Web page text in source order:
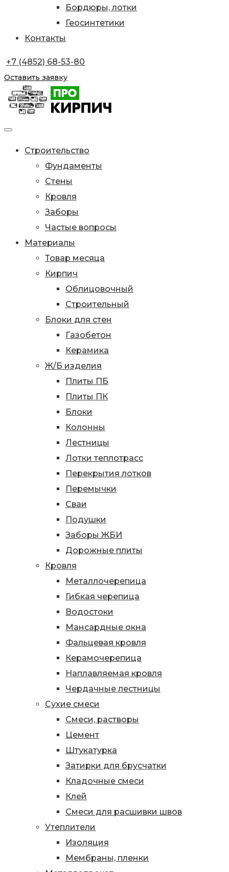
Бордюры, лотки
Геосинтетики
Контакты
+7 (4852) 68-53-80
Оставить заявку
Строительство
Фундаменты
Стены
Кровля
Заборы
Частые вопросы
Материалы
Товар месяца
Кирпич
Облицовочный
Строительный
Блоки для стен
Газобетон
Керамика
Ж/Б изделия
Плиты ПБ
Плиты ПК
Блоки
Колонны
Лестницы
Лотки теплотрасс
Перекрытия лотков
Перемычки
Сваи
Подушки
Заборы ЖБИ
Дорожные плиты
Кровля
Металлочерепица
Гибкая черепица
Водостоки
Мансардные окна
Фальцевая кровля
Керамочерепица
Наплавляемая кровля
Чердачные лестницы
Сухие смеси
Смеси, растворы
Цемент
Штукатурка
Затирки для брусчатки
Кладочные смеси
Клей
Смеси для расшивки швов
Утеплители
Изоляция
Мембраны, пленки